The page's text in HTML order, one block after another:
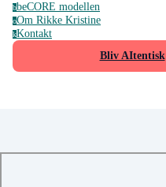
bbeCORE modellen
oOm Rikke Kristine
kKontakt
Bliv AItentisk